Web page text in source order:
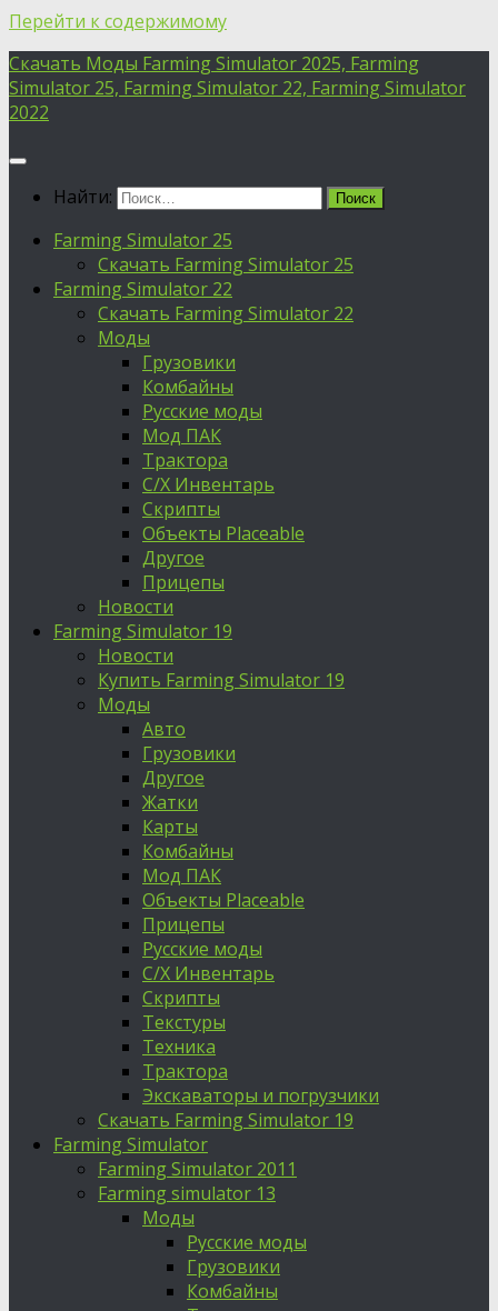
Перейти к содержимому
Скачать Моды Farming Simulator 2025, Farming
Simulator 25, Farming Simulator 22, Farming Simulator
2022
Найти:
Farming Simulator 25
Скачать Farming Simulator 25
Farming Simulator 22
Скачать Farming Simulator 22
Моды
Грузовики
Комбайны
Русские моды
Мод ПАК
Трактора
С/Х Инвентарь
Скрипты
Объекты Placeable
Другое
Прицепы
Новости
Farming Simulator 19
Новости
Купить Farming Simulator 19
Моды
Авто
Грузовики
Другое
Жатки
Карты
Комбайны
Мод ПАК
Объекты Placeable
Прицепы
Русские моды
С/Х Инвентарь
Скрипты
Текстуры
Техника
Трактора
Экскаваторы и погрузчики
Скачать Farming Simulator 19
Farming Simulator
Farming Simulator 2011
Farming simulator 13
Моды
Русские моды
Грузовики
Комбайны